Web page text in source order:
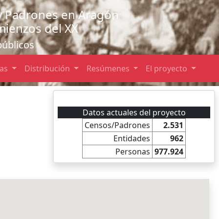
Padrones en Aragón
del XX
Distribución Resúmenes El proyecto
Datos actuales del proyecto
Censos/Padrones
2.531
Entidades
962
Personas 977.924